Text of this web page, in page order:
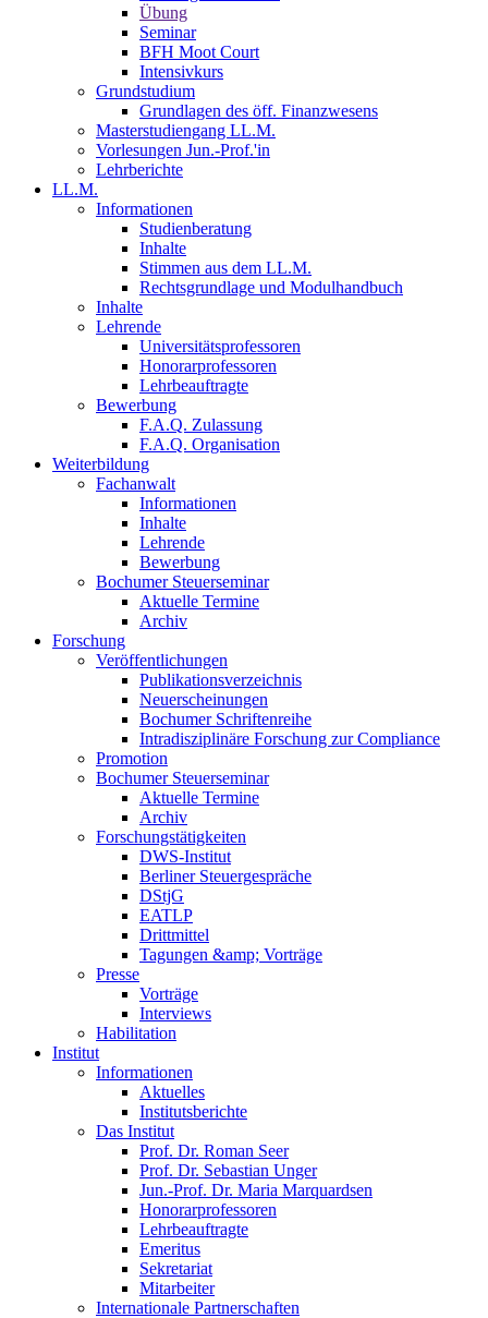
Übung
Seminar
BFH Moot Court
Intensivkurs
Grundstudium
Grundlagen des öff. Finanzwesens
Masterstudiengang LL.M.
Vorlesungen Jun.-Prof.'in
Lehrberichte
LL.M.
Informationen
Studienberatung
Inhalte
Stimmen aus dem LL.M.
Rechtsgrundlage und Modulhandbuch
Inhalte
Lehrende
Universitätsprofessoren
Honorarprofessoren
Lehrbeauftragte
Bewerbung
F.A.Q. Zulassung
F.A.Q. Organisation
Weiterbildung
Fachanwalt
Informationen
Inhalte
Lehrende
Bewerbung
Bochumer Steuerseminar
Aktuelle Termine
Archiv
Forschung
Veröffentlichungen
Publikationsverzeichnis
Neuerscheinungen
Bochumer Schriftenreihe
Intradisziplinäre Forschung zur Compliance
Promotion
Bochumer Steuerseminar
Aktuelle Termine
Archiv
Forschungstätigkeiten
DWS-Institut
Berliner Steuergespräche
DStjG
EATLP
Drittmittel
Tagungen &amp; Vorträge
Presse
Vorträge
Interviews
Habilitation
Institut
Informationen
Aktuelles
Institutsberichte
Das Institut
Prof. Dr. Roman Seer
Prof. Dr. Sebastian Unger
Jun.-Prof. Dr. Maria Marquardsen
Honorarprofessoren
Lehrbeauftragte
Emeritus
Sekretariat
Mitarbeiter
Internationale Partnerschaften